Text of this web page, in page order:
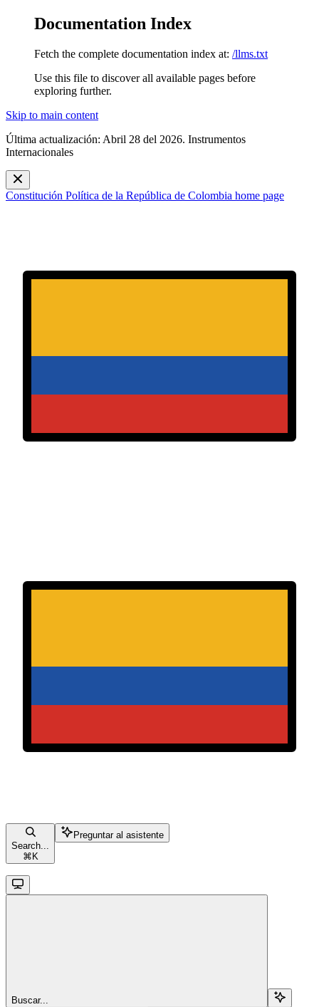
Documentation Index
Fetch the complete documentation index at: /llms.txt
Use this file to discover all available pages before
exploring further.
Skip to main content
Última actualización: Abril 28 del 2026. Instrumentos
Internacionales
Constitución Política de la República de Colombia home page
Search...
⌘ K
Preguntar al asistente
Buscar...